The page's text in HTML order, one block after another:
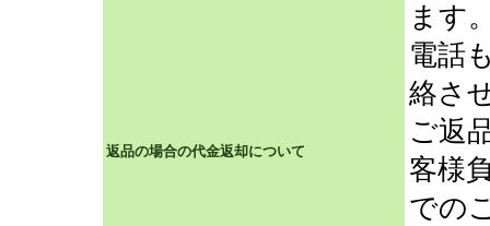
返品の場合の代金返却について
ます
電話
絡さ
ご返
客様
での